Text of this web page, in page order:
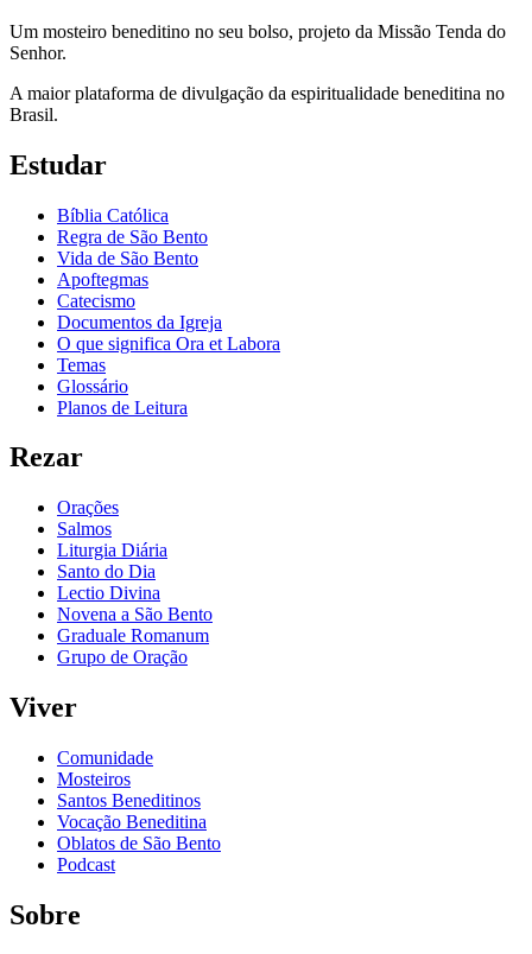
Um mosteiro beneditino no seu bolso, projeto da Missão Tenda do
Senhor.
A maior plataforma de divulgação da espiritualidade beneditina no
Brasil.
Estudar
Bíblia Católica
Regra de São Bento
Vida de São Bento
Apoftegmas
Catecismo
Documentos da Igreja
O que significa Ora et Labora
Temas
Glossário
Planos de Leitura
Rezar
Orações
Salmos
Liturgia Diária
Santo do Dia
Lectio Divina
Novena a São Bento
Graduale Romanum
Grupo de Oração
Viver
Comunidade
Mosteiros
Santos Beneditinos
Vocação Beneditina
Oblatos de São Bento
Podcast
Sobre